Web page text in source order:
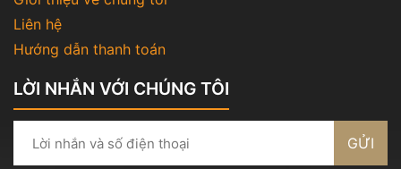
Liên hệ
Hướng dẫn thanh toán
LỜI NHẮN VỚI CHÚNG TÔI
GỬI